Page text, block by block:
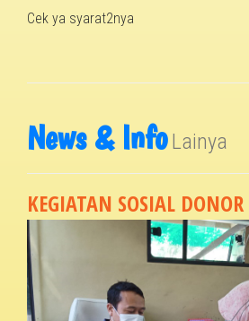
Cek ya syarat2nya
News & InfoLainya
KEGIATAN SOSIAL